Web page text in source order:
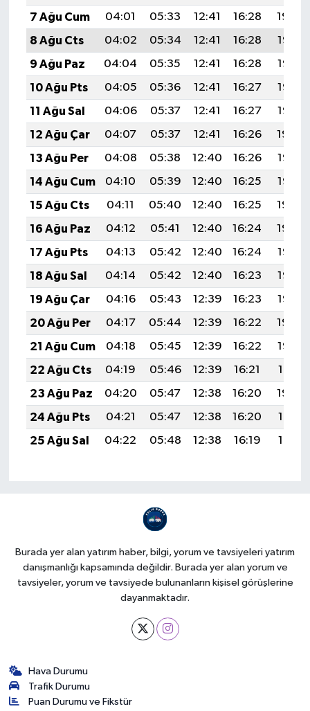
7 Ağu Cum
04:01 05:33 12:41 16:28
19:39
8 Ağu Cts
04:02 05:34 12:41 16:28
19:38
9 Ağu Paz
04:04 05:35 12:41 16:28
19:37
10 Ağu Pts
04:05 05:36 12:41 16:27
19:36
11 Ağu Sal
04:06 05:37 12:41 16:27
19:35
12 Ağu Çar
04:07 05:37 12:41 16:26
19:34
13 Ağu Per
04:08 05:38 12:40 16:26
19:33
14 Ağu Cum
04:10 05:39 12:40 16:25
19:32
15 Ağu Cts
04:11 05:40 12:40 16:25
19:30
16 Ağu Paz
04:12 05:41 12:40 16:24
19:29
17 Ağu Pts
04:13 05:42 12:40 16:24
19:28
18 Ağu Sal
04:14 05:42 12:40 16:23
19:27
19 Ağu Çar
04:16 05:43 12:39 16:23
19:25
20 Ağu Per
04:17 05:44 12:39 16:22
19:24
21 Ağu Cum
04:18 05:45 12:39 16:22
19:23
22 Ağu Cts
04:19 05:46 12:39 16:21
19:21
23 Ağu Paz
04:20 05:47 12:38 16:20
19:20
24 Ağu Pts
04:21 05:47 12:38 16:20
19:19
25 Ağu Sal
04:22 05:48 12:38 16:19 19:17
Burada yer alan yatırım haber, bilgi, yorum ve tavsiyeleri yatırım
danışmanlığı kapsamında değildir. Burada yer alan yorum ve
tavsiyeler, yorum ve tavsiyede bulunanların kişisel görüşlerine
dayanmaktadır.
Hava Durumu
Trafik Durumu
Puan Durumu ve Fikstür